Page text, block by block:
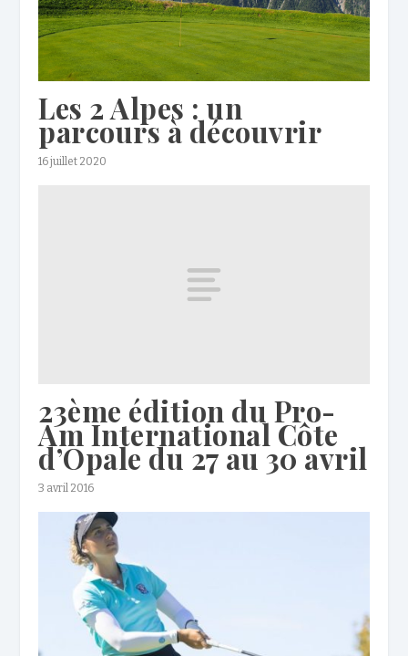
Les 2 Alpes : un
parcours à découvrir
16 juillet 2020
23ème édition du Pro-
Am International Côte
d’Opale du 27 au 30 avril
3 avril 2016